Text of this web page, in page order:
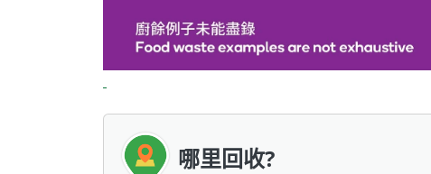
哪里回收?